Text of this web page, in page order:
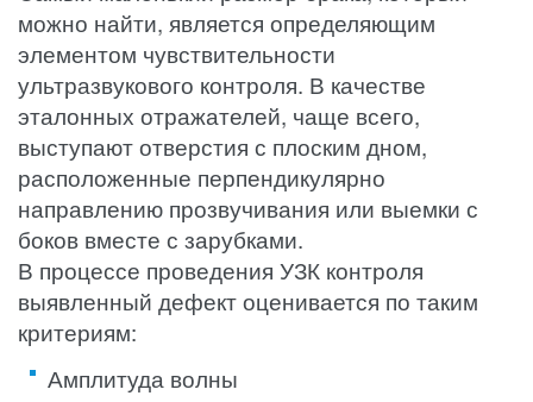
можно найти, является определяющим
элементом чувствительности
ультразвукового контроля. В качестве
эталонных отражателей, чаще всего,
выступают отверстия с плоским дном,
расположенные перпендикулярно
направлению прозвучивания или выемки с
боков вместе с зарубками.
В процессе проведения УЗК контроля
выявленный дефект оценивается по таким
критериям:
Амплитуда волны